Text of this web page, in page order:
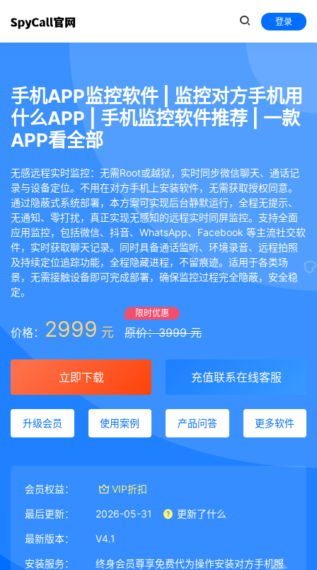
登录
手机APP监控软件 | 监控对方手机用
什么APP | 手机监控软件推荐 | 一款
APP看全部
无感远程实时监控：无需Root或越狱，实时同步微信聊天、通话记
录与设备定位。不用在对方手机上安装软件，无需获取授权同意。
通过隐蔽式系统部署，本方案可实现后台静默运行，全程无提示、
无通知、零打扰，真正实现无感知的远程实时同屏监控。支持全面
应用监控，包括微信、抖音、WhatsApp、Facebook 等主流社交软
件，实时获取聊天记录。同时具备通话监听、环境录音、远程拍照
及持续定位追踪功能，全程隐藏进程，不留痕迹。适用于各类场
景，无需接触设备即可完成部署，确保监控过程完全隐蔽，安全稳
定。
价格： 2999 元
限时优惠
原价：3999 元
立即下载 充值联系在线客服
升级会员 使用案例 产品问答 更多软件
会员权益： VIP折扣
最后更新： 2026-05-31 更新了什么
最新版本： V4.1
安装服务： 终身会员尊享免费代为操作安装对方手机服